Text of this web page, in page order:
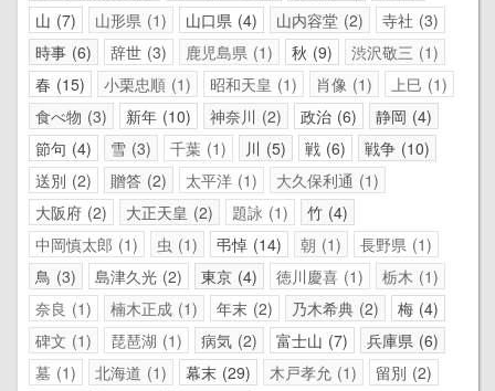
山 7 山形県 1 山口県 4 山内容堂 2 寺社 3
時事 6 辞世 3 鹿児島県 1 秋 9 渋沢敬三 1
春 15 小栗忠順 1 昭和天皇 1 肖像 1 上巳 1
食べ物 3 新年 10 神奈川 2 政治 6 静岡 4
節句 4 雪 3 千葉 1 川 5 戦 6 戦争 10
送別 2 贈答 2 太平洋 1 大久保利通
1
大阪府 2 大正天皇 2 題詠 1 竹 4
中岡慎太郎 1 虫 1 弔悼 14 朝 1 長野県 1
鳥 3 島津久光 2 東京 4 徳川慶喜 1 栃木 1
奈良
1 楠木正成 1 年末 2 乃木希典 2 梅 4
碑文 1 琵琶湖 1 病気 2 富士山 7 兵庫県 6
墓 1 北海道 1 幕末 29 木戸孝允 1 留別 2